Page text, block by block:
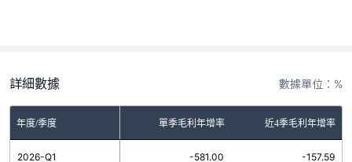
詳細數據 數據單位：%
年度/季度 單季毛利年增率 近4季毛利年增率
2026-Q1 -581.00 -157.59